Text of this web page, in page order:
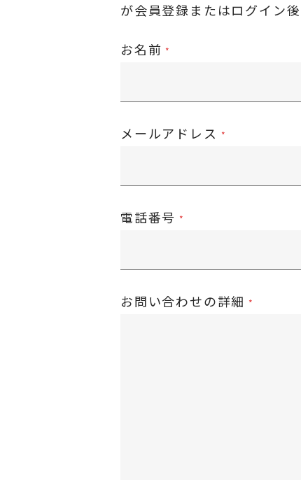
が会員登録またはログイン後
お名前
メールアドレス
電話番号
お問い合わせの詳細